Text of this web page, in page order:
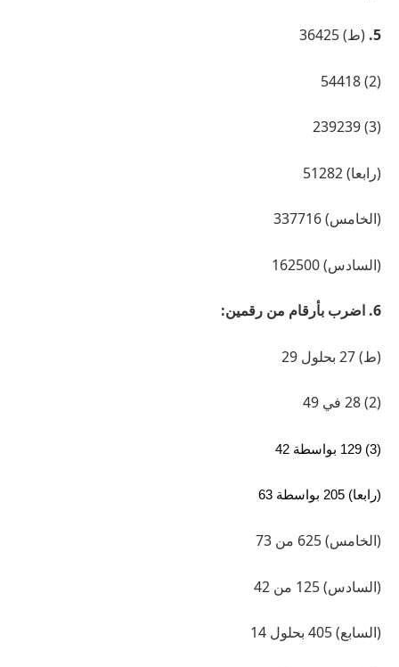
5. (ط) 36425
(2) 54418
(3) 239239
(رابعا) 51282
(الخامس) 337716
(السادس) 162500
6. اضرب بأرقام من رقمين:
(ط) 27 بحلول 29
(2) 28 في 49
(3) 129 بواسطة 42
(رابعا) 205 بواسطة 63
(الخامس) 625 من 73
(السادس) 125 من 42
(السابع) 405 بحلول 14